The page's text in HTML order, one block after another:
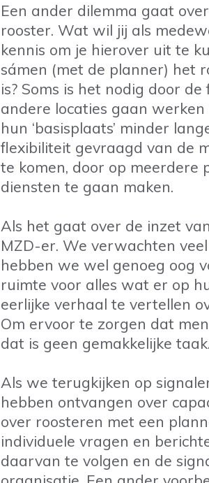
Een ander dilemma gaat
rooster. Wat wil jij als
kennis om je hierover uit te
sámen (met de planner) het
is? Soms is het nodig door
andere locaties gaan
hun ‘basisplaats’ minder
flexibiliteit gevraagd van de
te komen, door op meerdere
diensten te gaan maken.
Als het gaat over de inzet
MZD-er. We verwachten
hebben we wel genoeg oog
ruimte voor alles wat er op
eerlijke verhaal te vertellen
Om ervoor te zorgen dat
dat is geen gemakkelijke taak.
Als we terugkijken op
hebben ontvangen over
over roosteren met een
individuele vragen en
daarvan te volgen en de